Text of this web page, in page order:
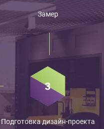
Замер
Подготовка дизайн-проекта